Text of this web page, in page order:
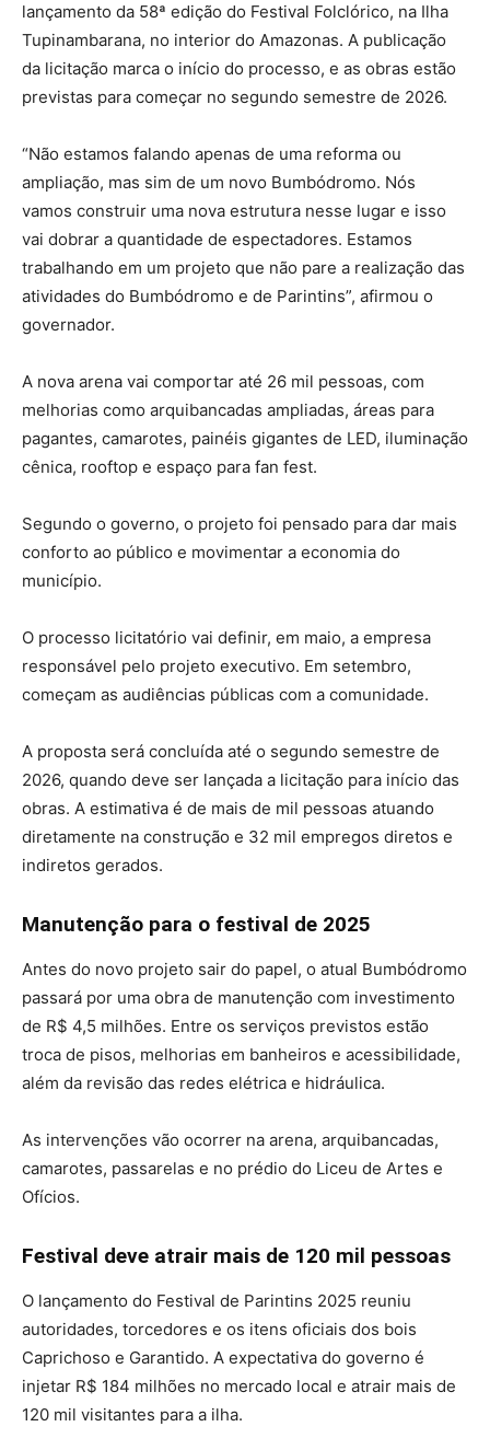
lançamento da 58ª edição do Festival Folclórico, na Ilha
Tupinambarana, no interior do Amazonas. A publicação
da licitação marca o início do processo, e as obras estão
previstas para começar no segundo semestre de 2026.
“Não estamos falando apenas de uma reforma ou
ampliação, mas sim de um novo Bumbódromo. Nós
vamos construir uma nova estrutura nesse lugar e isso
vai dobrar a quantidade de espectadores. Estamos
trabalhando em um projeto que não pare a realização das
atividades do Bumbódromo e de Parintins”, afirmou o
governador.
A nova arena vai comportar até 26 mil pessoas, com
melhorias como arquibancadas ampliadas, áreas para
pagantes, camarotes, painéis gigantes de LED, iluminação
cênica, rooftop e espaço para fan fest.
Segundo o governo, o projeto foi pensado para dar mais
conforto ao público e movimentar a economia do
município.
O processo licitatório vai definir, em maio, a empresa
responsável pelo projeto executivo. Em setembro,
começam as audiências públicas com a comunidade.
A proposta será concluída até o segundo semestre de
2026, quando deve ser lançada a licitação para início das
obras. A estimativa é de mais de mil pessoas atuando
diretamente na construção e 32 mil empregos diretos e
indiretos gerados.
Manutenção para o festival de 2025
Antes do novo projeto sair do papel, o atual Bumbódromo
passará por uma obra de manutenção com investimento
de R$ 4,5 milhões. Entre os serviços previstos estão
troca de pisos, melhorias em banheiros e acessibilidade,
além da revisão das redes elétrica e hidráulica.
As intervenções vão ocorrer na arena, arquibancadas,
camarotes, passarelas e no prédio do Liceu de Artes e
Ofícios.
Festival deve atrair mais de 120 mil pessoas
O lançamento do Festival de Parintins 2025 reuniu
autoridades, torcedores e os itens oficiais dos bois
Caprichoso e Garantido. A expectativa do governo é
injetar R$ 184 milhões no mercado local e atrair mais de
120 mil visitantes para a ilha.